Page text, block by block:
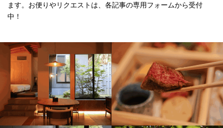
ます。お便りやリクエストは、各記事の専用フォームから受付
中！